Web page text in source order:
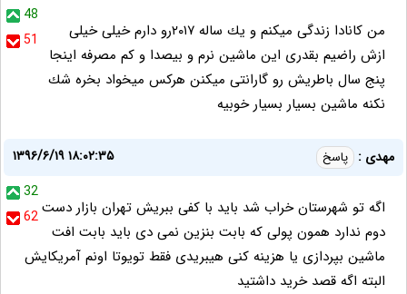
48
51
من كانادا زندگى ميكنم و يك ساله ٢٠١٧رو دارم خيلى خيلى
ازش راضيم بقدرى اين ماشين نرم و بيصدا و كم مصرفه اينجا
پنج سال باطريش رو گارانتى ميكنن هركس ميخواد بخره شك
نكنه ماشين بسيار بسيار خوبيه
مهدی : پاسخ
۱۳۹۶/۶/۱۹ ۱۸:۰۲:۳۵
32
62اگه تو شهرستان خراب شد باید با کفی ببریش تهران بازار دست
دوم ندارد همون پولی که بابت بنزین نمی دی باید بابت افت
ماشین بپردازی یا هزینه کنی هیبریدی فقط تویوتا اونم آمریکایش
البته اگه قصد خرید داشتید